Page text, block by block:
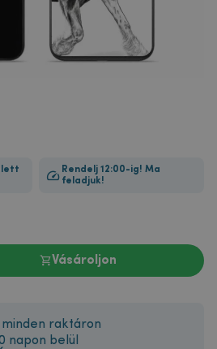
Rendelj 12:00-ig! Ma
feladjuk!
Vásároljon
raktáron
napon belül